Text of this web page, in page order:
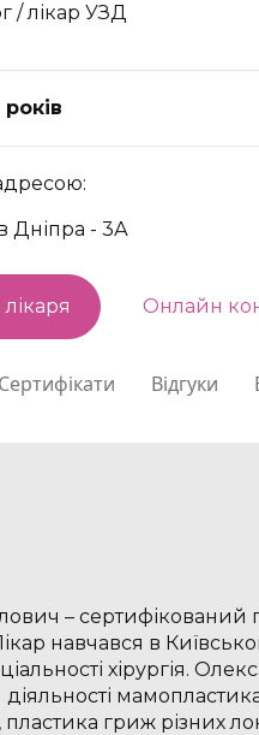
/ лікар УЗД
років
Дніпра - 3А
Онлайн
Сертифікати Відгуки
– сертифікований
навчався в
хірургія.
мамопластика,
гриж різних